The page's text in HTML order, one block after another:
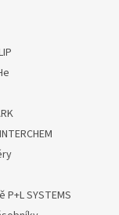
SYSTEMS